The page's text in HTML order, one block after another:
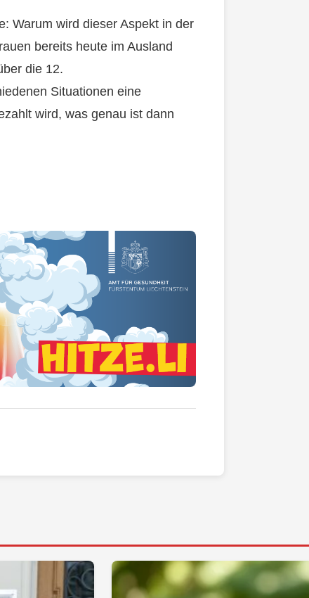
Warum wird dieser Aspekt in der
bereits heute im Ausland
die 12.
Situationen eine
wird, was genau ist dann